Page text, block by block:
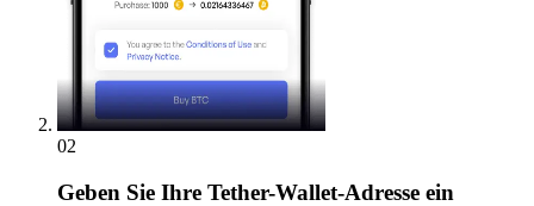
02
Geben Sie Ihre Tether-Wallet-Adresse ein